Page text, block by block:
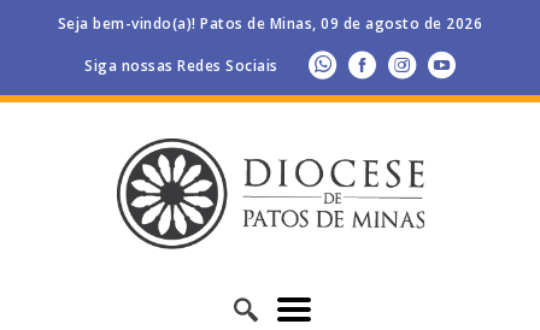
Seja bem-vindo(a)! Patos de Minas, 09 de agosto de 2026
Siga nossas Redes Sociais